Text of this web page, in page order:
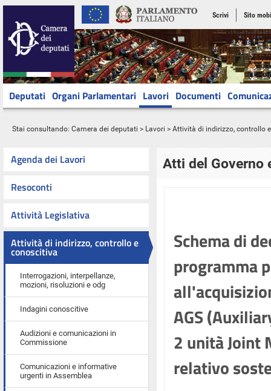
Scrivi Sito
Deputati Organi Parlamentari Lavori Documenti
Stai consultando: Camera dei deputati > Lavori > Attività di indirizzo, controllo
Agenda dei Lavori
Resoconti
Attività Legislativa
Attività di indirizzo, controllo e
conoscitiva
Interrogazioni, interpellanze,
mozioni, risoluzioni e odg
Indagini conoscitive
Audizioni e comunicazioni in
Commissione
Comunicazioni e informative
urgenti in Assemblea
Atti del Governo
Schema di
programma
AGS
2 unità Joint
relativo